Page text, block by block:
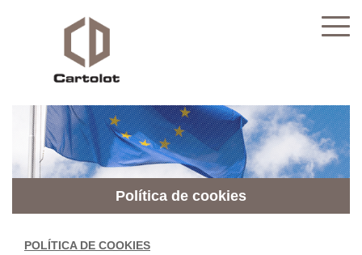
Política de cookies
POLÍTICA DE COOKIES